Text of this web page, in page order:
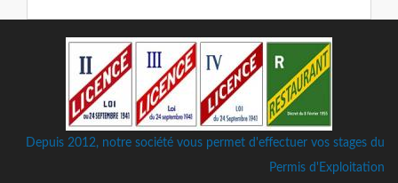
Depuis 2012, notre société vous permet d'effectuer vos stages du
Permis d'Exploitation